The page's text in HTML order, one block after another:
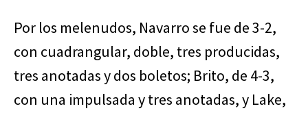
Por los melenudos, Navarro se fue de 3-2,
con cuadrangular, doble, tres producidas,
tres anotadas y dos boletos; Brito, de 4-3,
con una impulsada y tres anotadas, y Lake,